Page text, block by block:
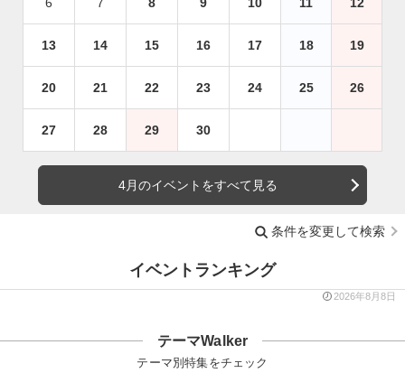
13 14 15 16 17 18 19
20 21 22 23 24 25 26
27 28 29 30
4月のイベントをすべて見る
条件を変更して検索
イベントランキング
2026年8月8日
テーマWalker
テーマ別特集をチェック